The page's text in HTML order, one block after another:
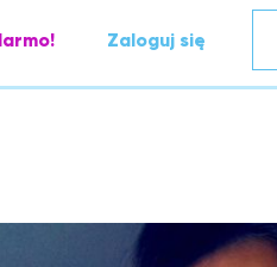
Zaloguj się